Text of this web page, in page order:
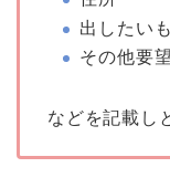
出したい
その他要望
などを記載し